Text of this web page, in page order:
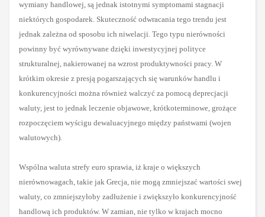
wymiany handlowej, są jednak istotnymi symptomami stagnacji
niektórych gospodarek. Skuteczność odwracania tego trendu jest
jednak zależna od sposobu ich niwelacji. Tego typu nierówności
powinny być wyrównywane dzięki inwestycyjnej polityce
strukturalnej, nakierowanej na wzrost produktywności pracy. W
krótkim okresie z presją pogarszających się warunków handlu i
konkurencyjności można również walczyć za pomocą deprecjacji
waluty, jest to jednak leczenie objawowe, krótkoterminowe, grożące
rozpoczęciem wyścigu dewaluacyjnego między państwami (wojen
walutowych).
Wspólna waluta strefy euro sprawia, iż kraje o większych
nierównowagach, takie jak Grecja, nie mogą zmniejszać wartości swej
waluty, co zmniejszyłoby zadłużenie i zwiększyło konkurencyjność
handlową ich produktów. W zamian, nie tylko w krajach mocno